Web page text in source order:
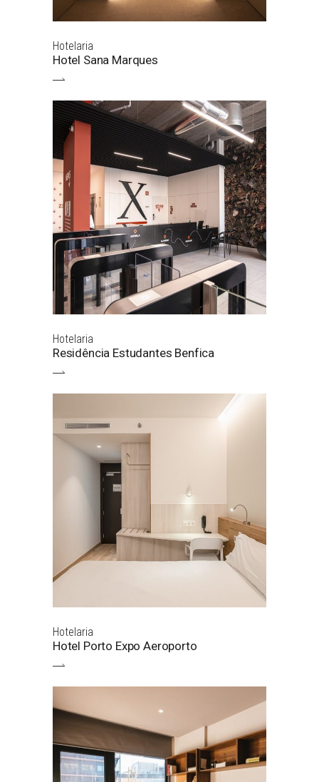
Hotelaria
Hotel Sana Marques
Hotelaria
Residência Estudantes Benfica
Hotelaria
Hotel Porto Expo Aeroporto